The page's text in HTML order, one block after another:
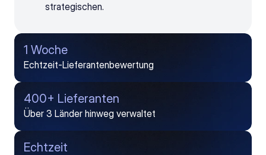
strategischen.
1 Woche
Echtzeit-Lieferantenbewertung
400+ Lieferanten
Über 3 Länder hinweg verwaltet
Echtzeit